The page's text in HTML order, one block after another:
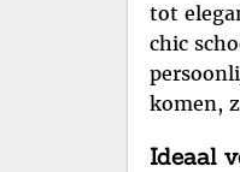
tot
chic
komen,
Ideaal